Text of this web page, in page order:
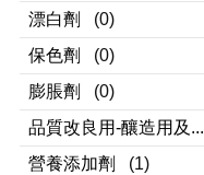
漂白劑
(0)
保色劑
(0)
膨脹劑
(0)
品質改良用-釀造用及...
營養添加劑
(1)